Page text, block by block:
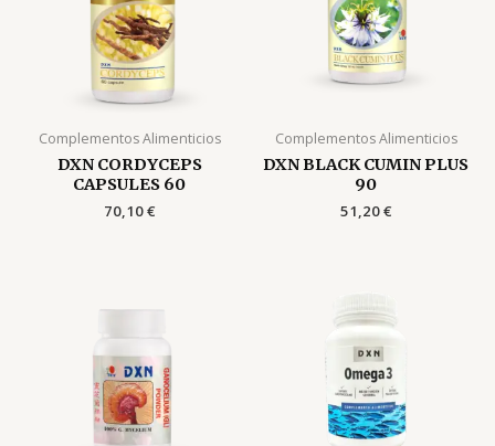
Complementos Alimenticios
DXN CORDYCEPS
CAPSULES 60
70,10€
Complementos Alimenticios
DXN BLACK CUMIN PLUS
90
51,20€